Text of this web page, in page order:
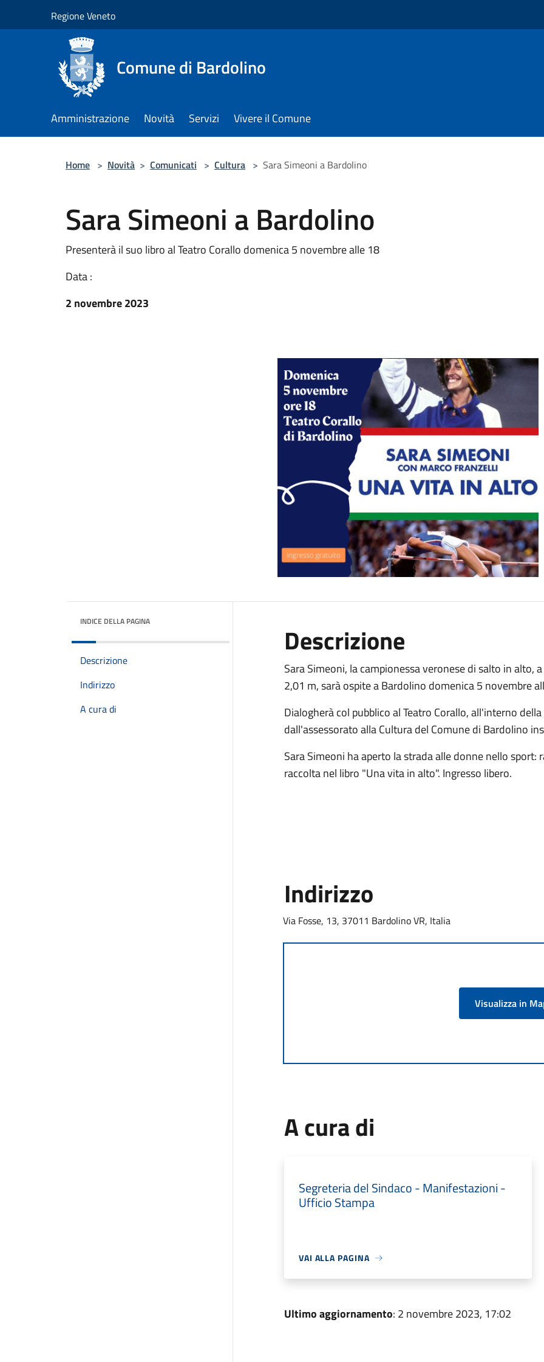
Regione Veneto
Comune di Bardolino
Amministrazione Novità Servizi Vivere il Comune
Home > Novità > Comunicati > Cultura > Sara Simeoni a Bardolino
Sara Simeoni a Bardolino
Presenterà il suo libro al Teatro Corallo domenica 5 novembre alle 18
Data :
2 novembre 2023
INDICE DELLA PAGINA
Descrizione
Indirizzo
A cura di
Descrizione
Sara Simeoni, la campionessa veronese di salto in
2,01 m, sarà ospite a Bardolino domenica 5 novembre
Dialogherà col pubblico al Teatro Corallo, all'interno
dall'assessorato alla Cultura del Comune di Bardolino
Sara Simeoni ha aperto la strada alle donne nello
raccolta nel libro "Una vita in alto". Ingresso libero.
Indirizzo
Via Fosse, 13, 37011 Bardolino VR, Italia
Visualizza in
A cura di
Segreteria del Sindaco - Manifestazioni -
Ufficio Stampa
VAI ALLA PAGINA
Ultimo aggiornamento: 2 novembre 2023, 17:02